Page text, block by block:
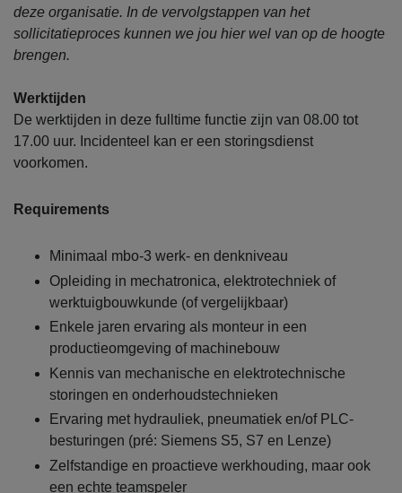
deze organisatie. In de vervolgstappen van het
sollicitatieproces kunnen we jou hier wel van op de hoogte
brengen.
Werktijden
De werktijden in deze fulltime functie zijn van 08.00 tot
17.00 uur. Incidenteel kan er een storingsdienst
voorkomen.
Requirements
Minimaal mbo-3 werk- en denkniveau
Opleiding in mechatronica, elektrotechniek of
werktuigbouwkunde (of vergelijkbaar)
Enkele jaren ervaring als monteur in een
productieomgeving of machinebouw
Kennis van mechanische en elektrotechnische
storingen en onderhoudstechnieken
Ervaring met hydrauliek, pneumatiek en/of PLC-
besturingen (pré: Siemens S5, S7 en Lenze)
Zelfstandige en proactieve werkhouding, maar ook
een echte teamspeler